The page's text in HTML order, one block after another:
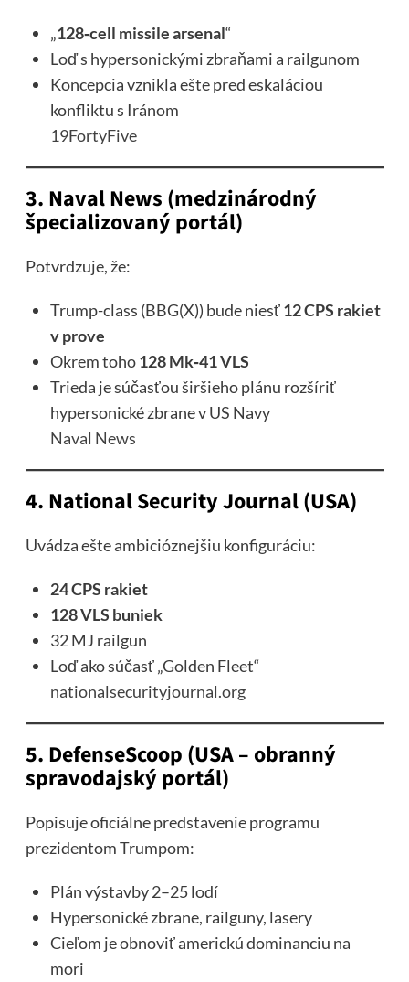
„128‑cell missile arsenal“
Loď s hypersonickými zbraňami a railgunom
Koncepcia vznikla ešte pred eskaláciou
konfliktu s Iránom
19FortyFive
3. Naval News (medzinárodný
špecializovaný portál)
Potvrdzuje, že:
Trump-class (BBG(X)) bude niesť12 CPS rakiet
v prove
Okrem toho128 Mk‑41 VLS
Trieda je súčasťou širšieho plánu rozšíriť
hypersonické zbrane v US Navy
Naval News
4. National Security Journal (USA)
Uvádza ešte ambicióznejšiu konfiguráciu:
24 CPS rakiet
128 VLS buniek
32 MJ railgun
Loď ako súčasť „Golden Fleet“
nationalsecurityjournal.org
5. DefenseScoop (USA – obranný
spravodajský portál)
Popisuje oficiálne predstavenie programu
prezidentom Trumpom:
Plán výstavby 2–25 lodí
Hypersonické zbrane, railguny, lasery
Cieľom je obnoviť americkú dominanciu na
mori